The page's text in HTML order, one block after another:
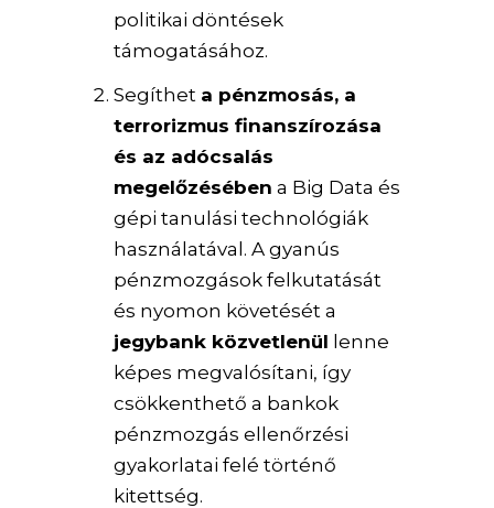
politikai döntések
támogatásához.
Segíthet a pénzmosás, a
terrorizmus finanszírozása
és az adócsalás
megelőzésében a Big Data és
gépi tanulási technológiák
használatával. A gyanús
pénzmozgások felkutatását
és nyomon követését a
jegybank közvetlenül lenne
képes megvalósítani, így
csökkenthető a bankok
pénzmozgás ellenőrzési
gyakorlatai felé történő
kitettség.